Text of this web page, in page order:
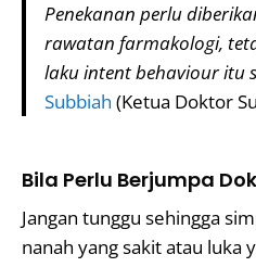
Penekanan perlu
rawatan farmakologi,
laku intent behaviour itu
Subbiah (Ketua Doktor
Bila Perlu Berjumpa
Jangan tunggu sehingga
nanah yang sakit atau luka